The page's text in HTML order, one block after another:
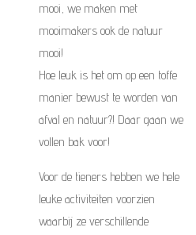
mooi, we maken met
mooimakers ook de natuur
mooi!
Hoe leuk is het om op een toffe
manier bewust te worden van
afval en natuur?! Daar gaan we
vollen bak voor!
Voor de tieners hebben we hele
leuke activiteiten voorzien
waarbij ze verschillende